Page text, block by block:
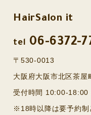
HairSalon it
tel 06-6372-
〒530-0013
大阪府大阪市北区茶
受付時間 10:00-
※18時以降は要予約制